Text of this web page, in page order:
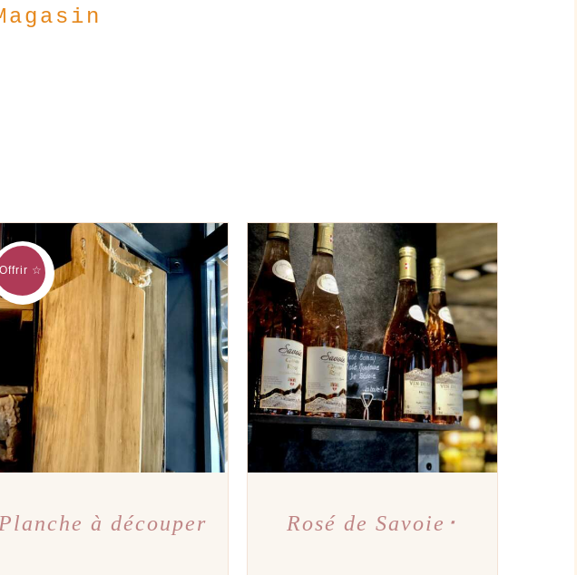
Offrir ☆
AJOUTER AU PANIER APERÇU
Planche à découper
AJOUTER AU PANIER / APERÇU
Rosé de Savoie･